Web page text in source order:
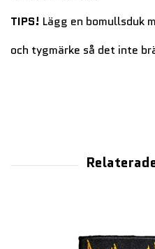
TIPS! Lägg en bomullsduk
och tygmärke så det inte